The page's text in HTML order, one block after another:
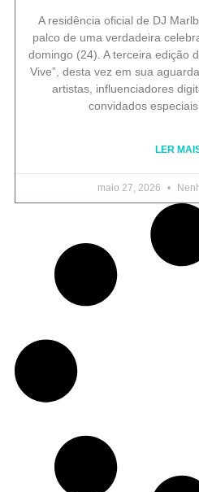
A residência oficial de DJ
palco de uma verdadeira
domingo (24). A terceira edição
Vive”, desta vez em sua
artistas, influenciadores
convidados
LER
maio 27, 2026